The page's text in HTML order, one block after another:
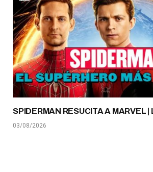
SPIDERMAN RESUCITA A MARVEL
03/08/2026